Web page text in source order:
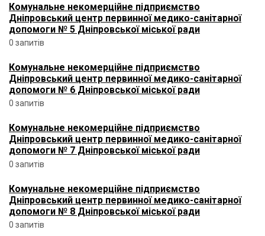
Комунальне некомерційне підприємство
Дніпровський центр первинної медико-санітарної
допомоги № 5 Дніпровської міської ради
0 запитів
Комунальне некомерційне підприємство
Дніпровський центр первинної медико-санітарної
допомоги № 6 Дніпровської міської ради
0 запитів
Комунальне некомерційне підприємство
Дніпровський центр первинної медико-санітарної
допомоги № 7 Дніпровської міської ради
0 запитів
Комунальне некомерційне підприємство
Дніпровський центр первинної медико-санітарної
допомоги № 8 Дніпровської міської ради
0 запитів